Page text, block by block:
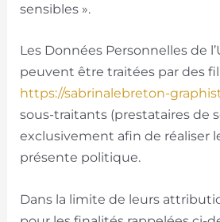
sensibles ».
Les Données Personnelles de
peuvent être traitées par des
https://sabrinalebreton-
sous-traitants (prestataires de
exclusivement afin de réaliser
présente politique.
Dans la limite de leurs